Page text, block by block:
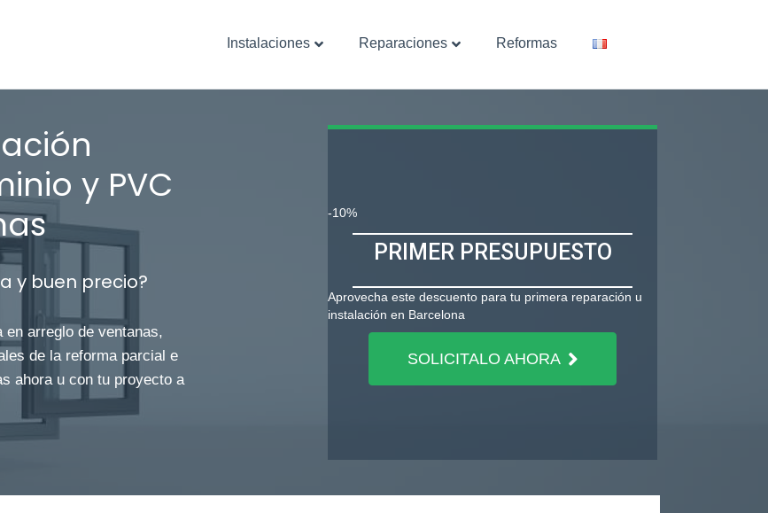
Instalaciones Reparaciones Reformas
y PVC
y buen precio?
en arreglo de ventanas,
de la reforma parcial e
ahora u con tu proyecto a
-10%
PRIMER PRESUPUESTO
Aprovecha este descuento para tu primera reparación u
instalación en Barcelona
SOLICITALO AHORA